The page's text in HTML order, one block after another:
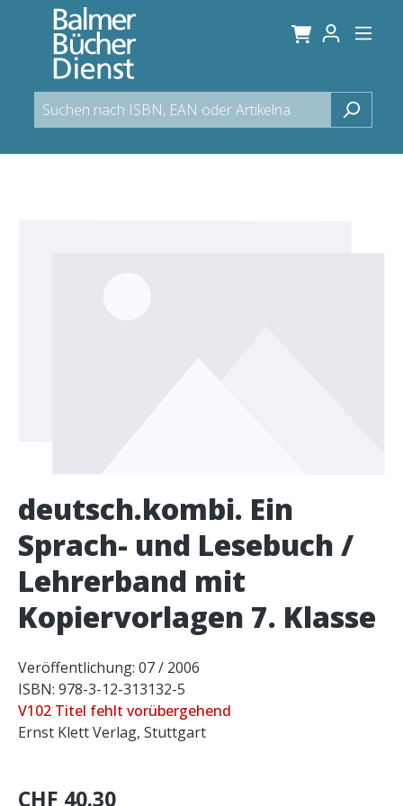
springen
deutsch.kombi. Ein
Sprach- und Lesebuch /
Lehrerband mit
Kopiervorlagen 7. Klasse
Veröffentlichung: 07 / 2006
ISBN: 978-3-12-313132-5
V102 Titel fehlt vorübergehend
Ernst Klett Verlag, Stuttgart
CHF 40.30